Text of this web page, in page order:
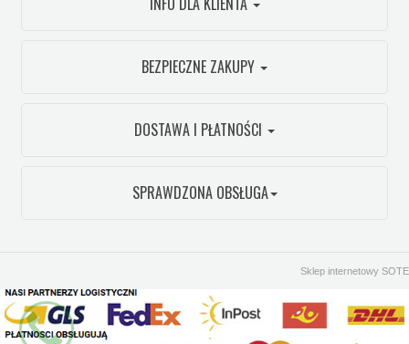
BEZPIECZNE ZAKUPY
DOSTAWA I PŁATNOŚCI
SPRAWDZONA OBSŁUGA
Sklep internetowy SOTE